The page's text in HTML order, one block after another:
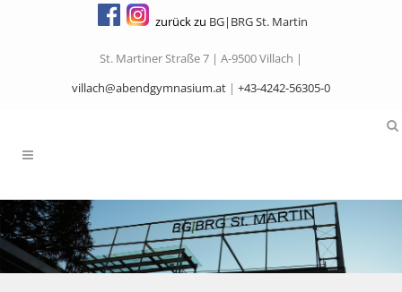
zurück zu BG|BRG St. Martin
St. Martiner Straße 7 | A-9500 Villach |
villach@abendgymnasium.at | +43-4242-56305-0